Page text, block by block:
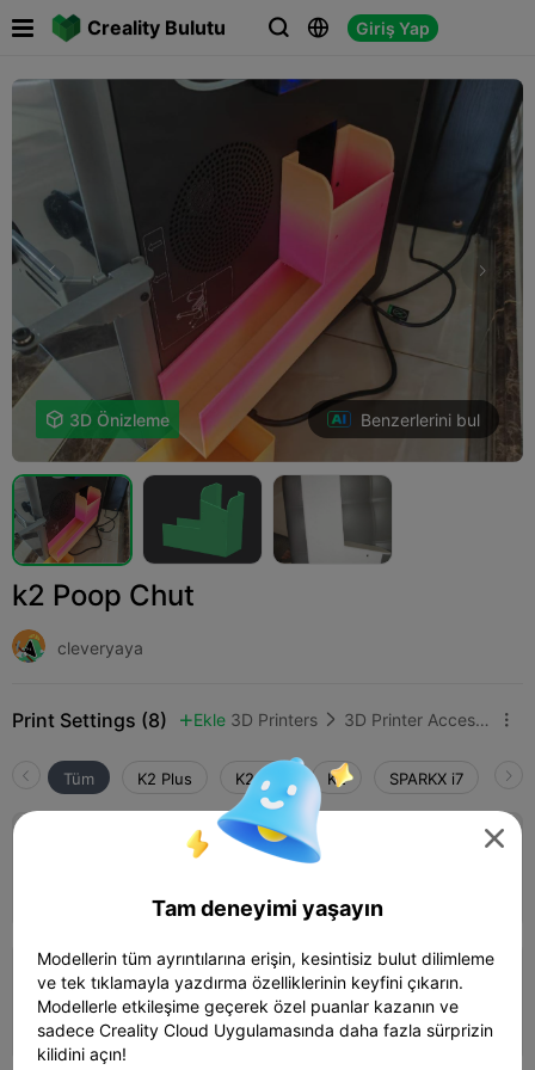
Creality Bulutu   Giriş Yap
 
 3D Önizleme Benzerlerini bul
k2 Poop Chut
cleveryaya
Print Settings (8)  Ekle 3D Printers  3D Printer Accessories 
Tüm K2 Plus K2 Pro K2 SPARKX i7
0.2mm layer, 2 walls, 15% infill
4.4
Optimized/fast print, 0.32mm layer, 2
walls, 15% infill
 02h 30m  1 plates  166.28g
 4.5

Tam deneyimi yaşayın
Modellerin tüm ayrıntılarına erişin, kesintisiz bulut dilimleme
ve tek tıklamayla yazdırma özelliklerinin keyfini çıkarın.
Modellerle etkileşime geçerek özel puanlar kazanın ve
sadece Creality Cloud Uygulamasında daha fazla sürprizin
kilidini açın!